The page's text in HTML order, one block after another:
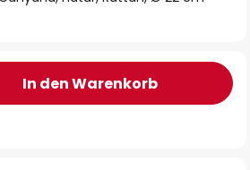
In den Warenkorb